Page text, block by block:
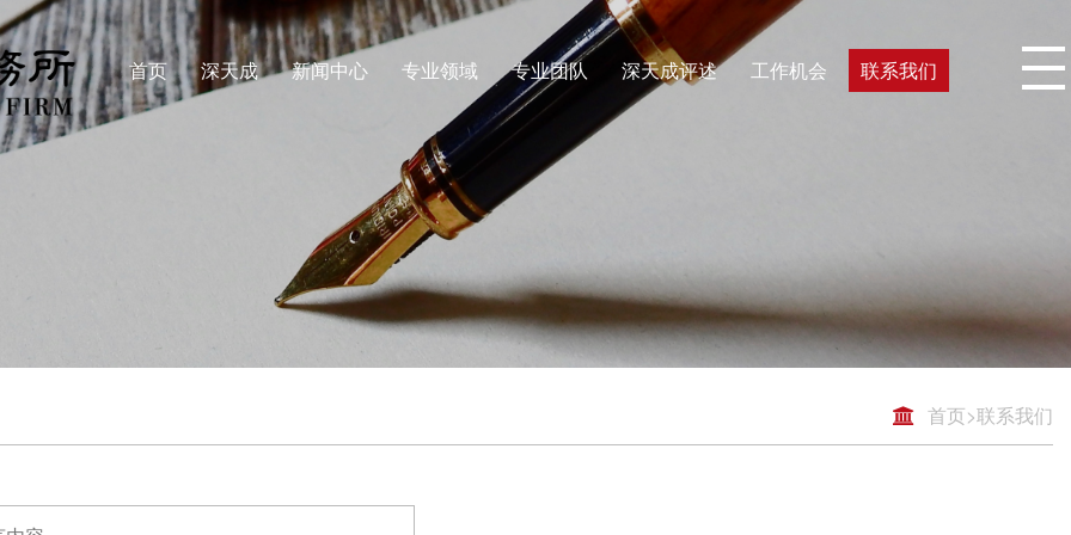
首页 深天成 新闻中心 专业领域 专业团队 深天成评述 工作机会 联系我们
首页>联系我们